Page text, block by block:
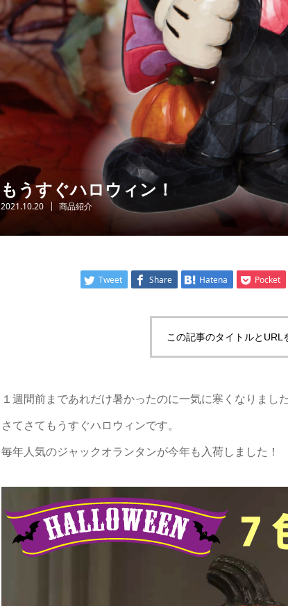
もうすぐハロウィン！
2021.10.20 商品紹介
Tweet Share Hatena Pocket
この記事のタイトルとURL
１週間前まであれだけ暑かったのに一気に寒くなりまし
さてさてもうすぐハロウィンです。
毎年人気のジャックオランタンが今年も入荷しました！